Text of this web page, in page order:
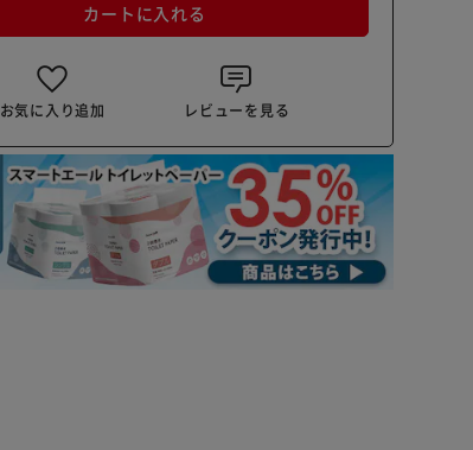
カートに入れる
お気に入り追加 レビューを見る